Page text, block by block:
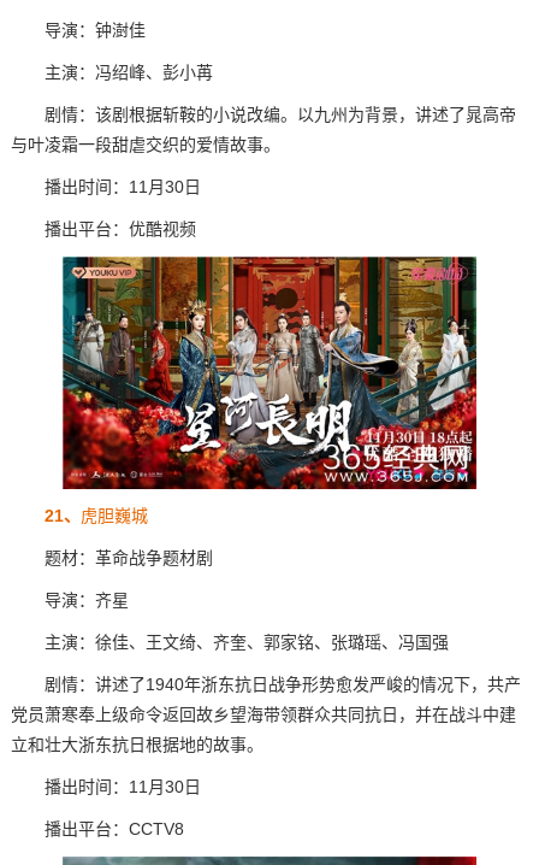
导演：钟澍佳
主演：冯绍峰、彭小苒
剧情：该剧根据斩鞍的小说改编。以九州为背景，讲述了晁高帝
与叶凌霜一段甜虐交织的爱情故事。
播出时间：11月30日
播出平台：优酷视频
21、 虎胆巍城
题材：革命战争题材剧
导演：齐星
主演：徐佳、王文绮、齐奎、郭家铭、张璐瑶、冯国强
剧情：讲述了1940年浙东抗日战争形势愈发严峻的情况下，共产
党员萧寒奉上级命令返回故乡望海带领群众共同抗日，并在战斗中建
立和壮大浙东抗日根据地的故事。
播出时间：11月30日
播出平台：CCTV8